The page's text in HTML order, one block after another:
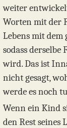
weiter
Worten mit der
Lebens mit dem
sodass
wird. Das ist
nicht gesagt,
werde es noch
Wenn ein Kind
den Rest seines